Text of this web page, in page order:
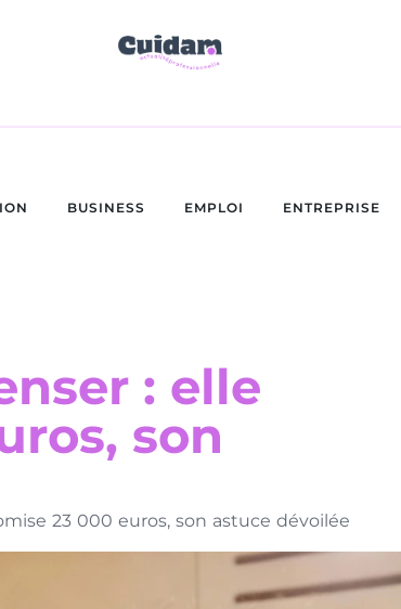
BUSINESS EMPLOI ENTREPRISE
: elle
son
23 000 euros, son astuce dévoilée